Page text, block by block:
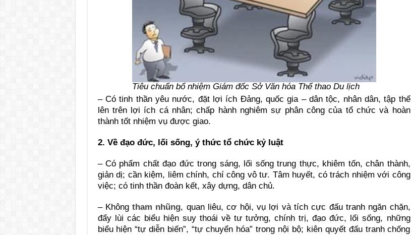
Tiêu chuẩn bổ nhiệm Giám đốc Sở Văn hóa Thể thao Du lịch
– Có tinh thần yêu nước, đặt lợi ích Đảng, quốc gia – dân tộc, nhân dân, tập thể
lên trên lợi ích cá nhân; chấp hành nghiêm sự phân công của tổ chức và hoàn
thành tốt nhiệm vụ được giao.
2. Về đạo đức, lối sống, ý thức tổ chức kỷ luật
– Có phẩm chất đạo đức trong sáng, lối sống trung thực, khiêm tốn, chân thành,
giản dị; cần kiệm, liêm chính, chí công vô tư. Tâm huyết, có trách nhiệm với công
việc; có tinh thần đoàn kết, xây dựng, dân chủ.
– Khôngtham nhũng, quan liêu, cơ hội, vụ lợi và tích cực đấu tranh ngăn chặn,
đẩy lùi các biểu hiện suy thoái về tư tưởng, chính trị, đạo đức, lối sống, những
biểu hiện “tự diễn biến”, “tự chuyển hóa” trong nội bộ; kiên quyết đấu tranh chống